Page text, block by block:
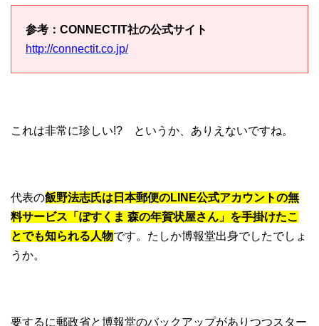
参考：CONNECTIT社の公式サイト
http://connectit.co.jp/
これは非常に珍しい!? というか、ありえないですね。
代表の飯野法志氏は日本郵便のLINE公式アカウントの無
料サービス「ぽすくま 森の年賀状屋さん」を手掛けたこ
とでも知られる人物です。たしか博報堂出身でしたでしょ
うか。
要するに郵政省と博報堂のバックアップがありつつスター